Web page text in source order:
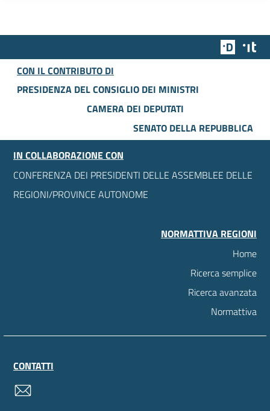
Team
CON IL CONTRIBUTO DI
PRESIDENZA DEL CONSIGLIO DEI MINISTRI
CAMERA DEI DEPUTATI
SENATO DELLA REPUBBLICA
IN COLLABORAZIONE CON
CONFERENZA DEI PRESIDENTI DELLE ASSEMBLEE DELLE
REGIONI/PROVINCE AUTONOME
NORMATTIVA REGIONI
Home
Ricerca semplice
Ricerca avanzata
Normattiva
CONTATTI